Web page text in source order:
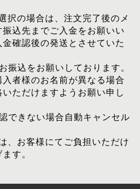
択の場合は、注文完了後のメ
込先までご入金をお願いい
確認後の発送とさせていた
振込をお願いしております。
者様のお名前が異なる場合
ただけますようお願い申し
できない場合自動キャンセル
、お客様にてご負担いただけ
す。